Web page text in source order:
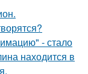
- стало
находится в